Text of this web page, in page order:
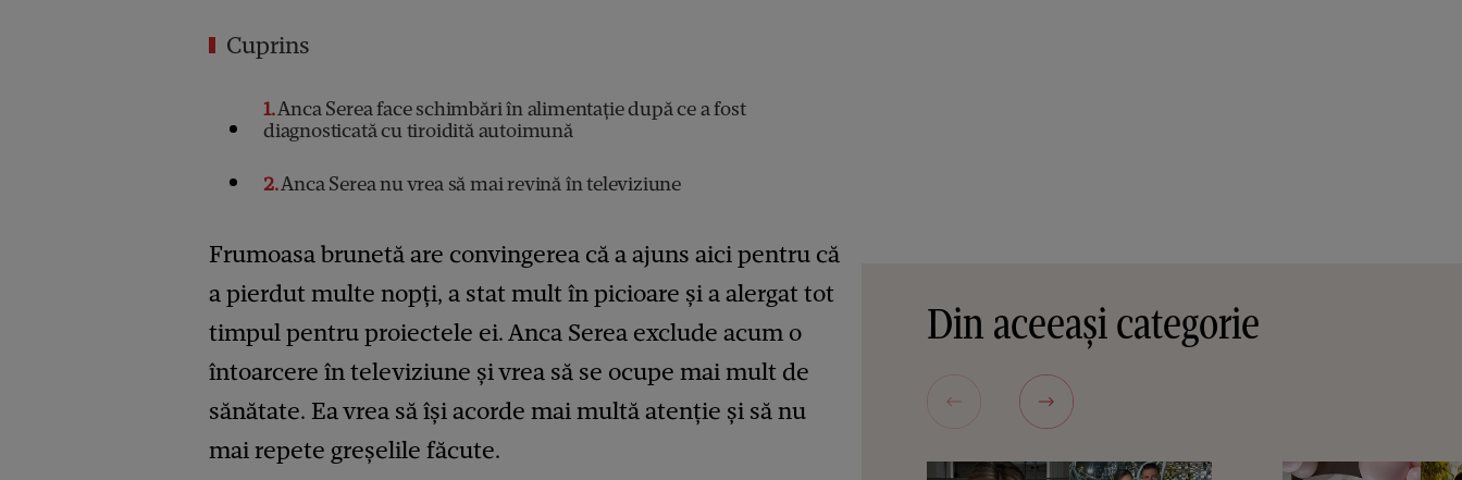
Cuprins
1Anca Serea face schimbări în alimentație după ce a fost
diagnosticată cu tiroidită autoimună
2Anca Serea nu vrea să mai revină în televiziune
Frumoasa brunetă are convingerea că a ajuns aici pentru că
a pierdut multe nopți, a stat mult în picioare și a alergat tot
timpul pentru proiectele ei. Anca Serea exclude acum o
întoarcere în televiziune și vrea să se ocupe mai mult de
sănătate. Ea vrea să își acorde mai multă atenție și să nu
mai repete greșelile făcute.
Din aceeași categorie